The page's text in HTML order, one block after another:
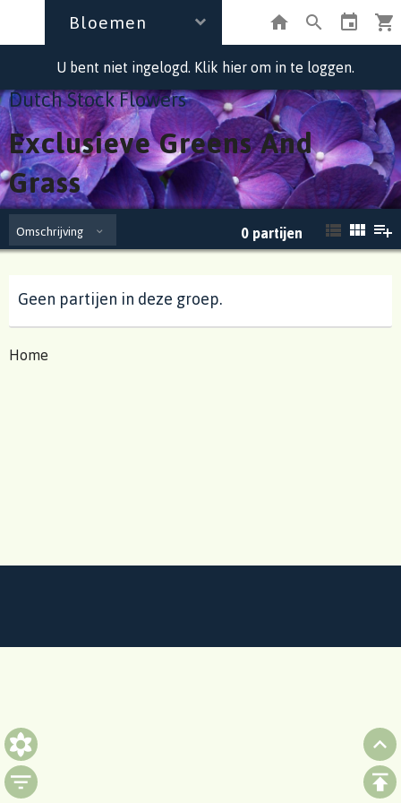
Bloemen
U bent niet ingelogd. Klik hier om in te loggen.
Dutch Stock Flowers
Exclusieve Greens And
Grass
Omschrijving 0 partijen
Geen partijen in deze groep.
Home